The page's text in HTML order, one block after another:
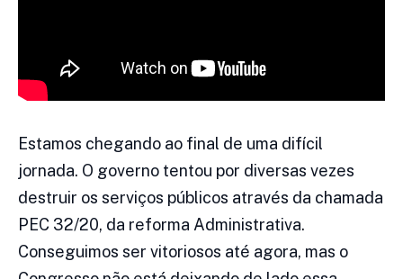
Estamos chegando ao final de uma difícil
jornada. O governo tentou por diversas vezes
destruir os serviços públicos através da chamada
PEC 32/20, da reforma Administrativa.
Conseguimos ser vitoriosos até agora, mas o